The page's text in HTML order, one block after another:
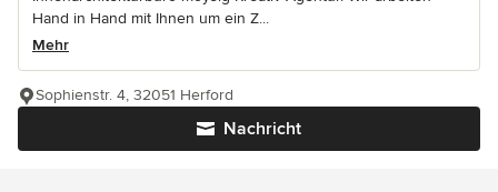
Hand in Hand mit Ihnen um ein Z...
Mehr
Nachricht
Sophienstr. 4, 32051 Herford